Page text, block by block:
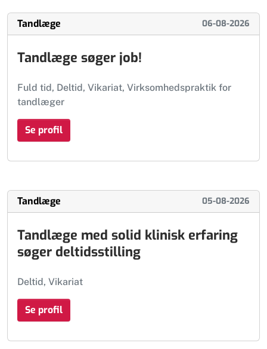
Tandlæge 06-08-2026
Tandlæge søger job!
Fuld tid, Deltid, Vikariat, Virksomhedspraktik for
tandlæger
Se profil
Tandlæge 05-08-2026
Tandlæge med solid klinisk erfaring
søger deltidsstilling
Deltid, Vikariat
Se profil